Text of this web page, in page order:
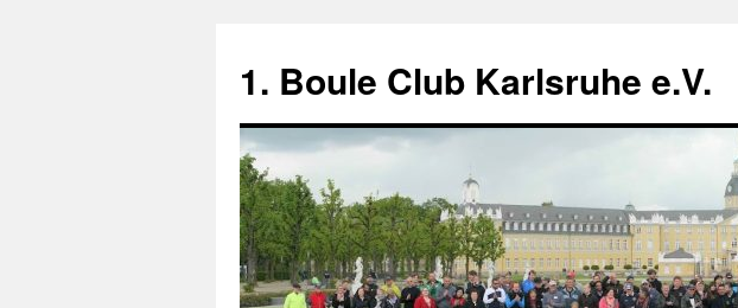
springen
1. Boule Club Karlsruhe e.V.